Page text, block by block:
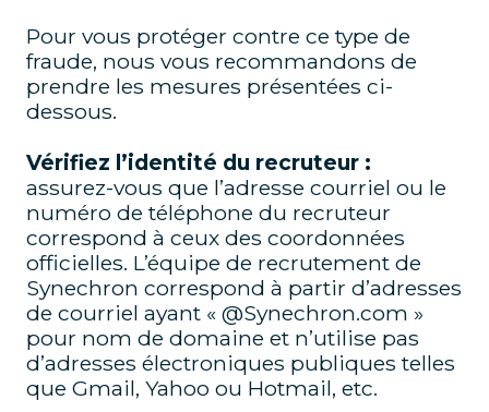
Pour vous protéger contre ce type de
fraude, nous vous recommandons de
prendre les mesures présentées ci-
dessous.
Vérifiez l’identité du recruteur :
assurez-vous que l’adresse courriel ou le
numéro de téléphone du recruteur
correspond à ceux des coordonnées
officielles. L’équipe de recrutement de
Synechron correspond à partir d’adresses
de courriel ayant « @Synechron.com »
pour nom de domaine et n’utilise pas
d’adresses électroniques publiques telles
que Gmail, Yahoo ou Hotmail, etc.